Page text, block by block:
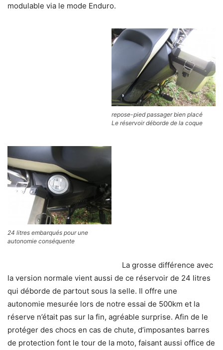
modulable via le mode Enduro.
repose-pied passager bien placé
Le réservoir déborde de la coque
24 litres embarqués pour une
autonomie conséquente
La grosse différence avec
la version normale vient aussi de ce réservoir de 24 litres
qui déborde de partout sous la selle. Il offre une
autonomie mesurée lors de notre essai de 500km et la
réserve n’était pas sur la fin, agréable surprise. Afin de le
protéger des chocs en cas de chute, d’imposantes barres
de protection font le tour de la moto, faisant aussi office de